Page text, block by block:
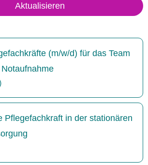
Aktualisieren
(m/w/d) für das Team
Pflegefachkraft in der stationären